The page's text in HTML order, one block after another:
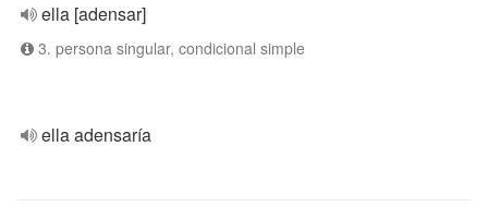
ella [adensar]
3. persona singular, condicional simple
ella adensaría